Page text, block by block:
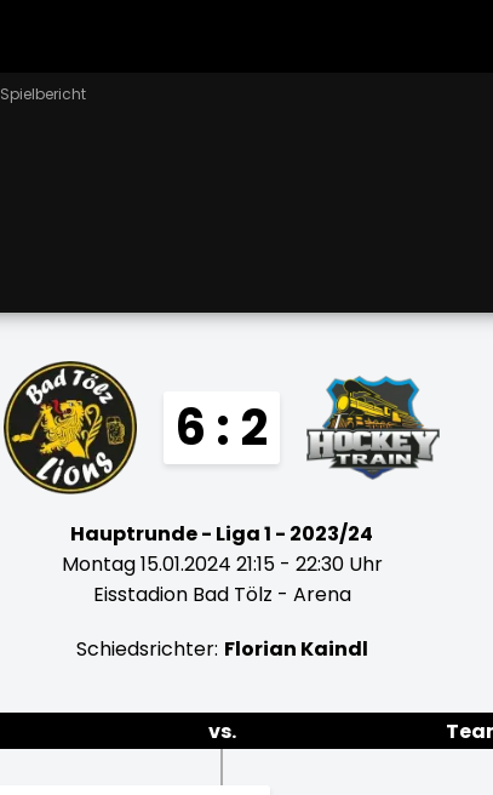
Spielbericht
6 : 2
Hauptrunde - Liga 1 - 2023/24
Montag 15.01.2024 21:15 - 22:30 Uhr
Eisstadion Bad Tölz - Arena
Schiedsrichter: Florian Kaindl
vs.